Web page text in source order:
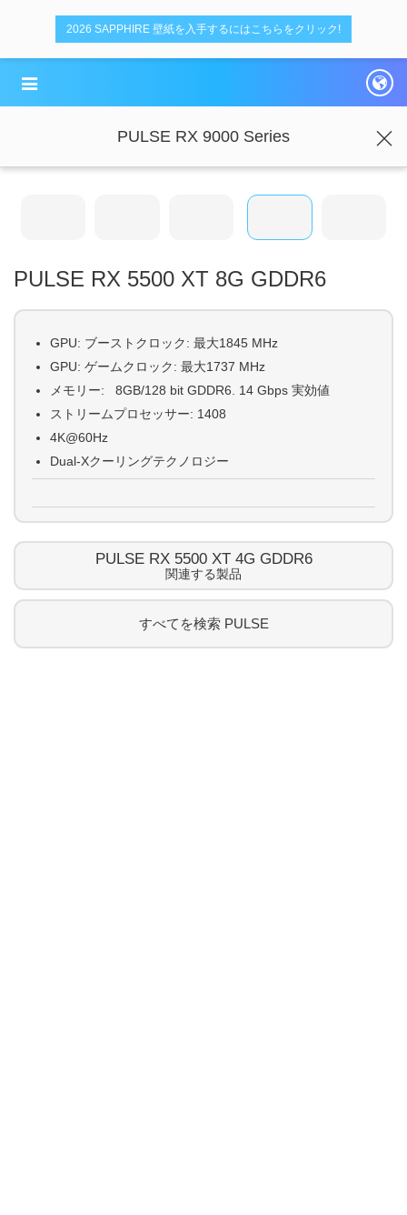
2026 SAPPHIRE 壁紙を入手するにはこちらをクリック!
PULSE RX 9000 Series
PULSE RX 5500 XT 8G GDDR6
GPU: ブーストクロック: 最大1845 MHz
GPU: ゲームクロック: 最大1737 MHz
メモリー: 8GB/128 bit GDDR6. 14 Gbps 実効値
ストリームプロセッサー: 1408
4K@60Hz
Dual-Xクーリングテクノロジー
PULSE RX 5500 XT 4G GDDR6
関連する製品
すべてを検索 PULSE